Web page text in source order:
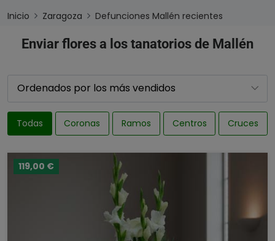
Inicio Zaragoza Defunciones Mallén recientes
Enviar flores a los tanatorios de Mallén
Todas Coronas Ramos Centros Cruces
119,00 €